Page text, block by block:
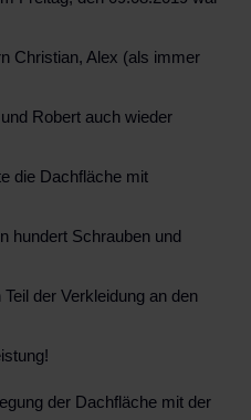
Christian, Alex (als immer
Robert auch wieder
die Dachfläche mit
hundert Schrauben und
der Verkleidung an den
der Dachfläche mit der